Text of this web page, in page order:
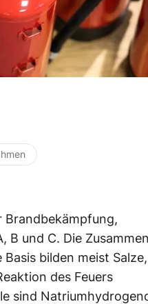
Brandbekämpfung,
B und C. Die
bilden meist
des Feuers
sind